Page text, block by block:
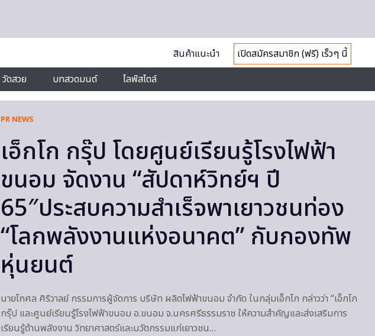
สินค้าแนะนำ
เปิดสมัครสมาชิก (ฟรี) เร็วๆ นี้
วัดสวย บทสวดมนต์ ไลฟ์สไตล์
PR NEWS
เอ็กโก กรุ๊ป โดยศูนย์เรียนรู้โรงไฟฟ้า
ขนอม จัดงาน “สัปดาห์วิทย์ฯ ปี
65″ประสบความสำเร็จพาเยาวชนท่อง
“โลกพลังงานแห่งอนาคต” กับกองทัพ
หุ่นยนต์
นายโกศล ศิริวาลย์ กรรมการผู้จัดการ บริษัท ผลิตไฟฟ้าขนอม จำกัด ในกลุ่มเอ็กโก กล่าวว่า “เอ็กโก
กรุ๊ป และศูนย์เรียนรู้โรงไฟฟ้าขนอม อ.ขนอม จ.นครศรีธรรมราช ให้ความสำคัญและส่งเสริมการ
เรียนรู้ด้านพลังงาน วิทยาศาสตร์และนวัตกรรมแก่เยาวชน…